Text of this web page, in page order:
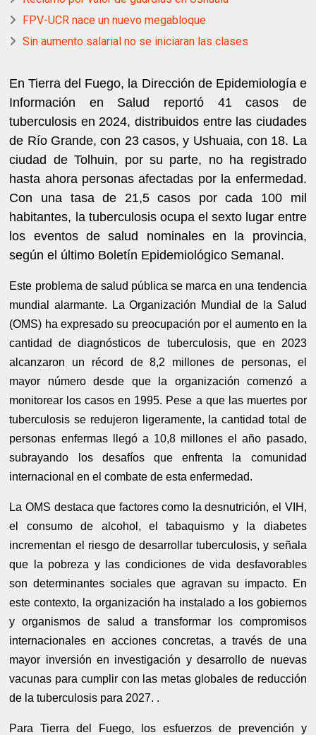
FPV-UCR nace un nuevo megabloque
Sin aumento salarial no se iniciaran las clases
En Tierra del Fuego, la Dirección de Epidemiología e
Información en Salud reportó 41 casos de
tuberculosis en 2024, distribuidos entre las ciudades
de Río Grande, con 23 casos, y Ushuaia, con 18. La
ciudad de Tolhuin, por su parte, no ha registrado
hasta ahora personas afectadas por la enfermedad.
Con una tasa de 21,5 casos por cada 100 mil
habitantes, la tuberculosis ocupa el sexto lugar entre
los eventos de salud nominales en la provincia,
según el último Boletín Epidemiológico Semanal.
Este problema de salud pública se marca en una tendencia
mundial alarmante. La Organización Mundial de la Salud
(OMS) ha expresado su preocupación por el aumento en la
cantidad de diagnósticos de tuberculosis, que en 2023
alcanzaron un récord de 8,2 millones de personas, el
mayor número desde que la organización comenzó a
monitorear los casos en 1995. Pese a que las muertes por
tuberculosis se redujeron ligeramente, la cantidad total de
personas enfermas llegó a 10,8 millones el año pasado,
subrayando los desafíos que enfrenta la comunidad
internacional en el combate de esta enfermedad.
La OMS destaca que factores como la desnutrición, el VIH,
el consumo de alcohol, el tabaquismo y la diabetes
incrementan el riesgo de desarrollar tuberculosis, y señala
que la pobreza y las condiciones de vida desfavorables
son determinantes sociales que agravan su impacto. En
este contexto, la organización ha instalado a los gobiernos
y organismos de salud a transformar los compromisos
internacionales en acciones concretas, a través de una
mayor inversión en investigación y desarrollo de nuevas
vacunas para cumplir con las metas globales de reducción
de la tuberculosis para 2027. .
Para Tierra del Fuego, los esfuerzos de prevención y